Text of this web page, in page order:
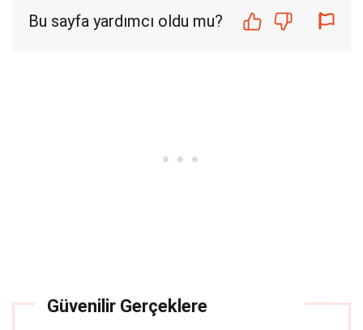
Bu sayfa yardımcı oldu mu?
Güvenilir Gerçeklere